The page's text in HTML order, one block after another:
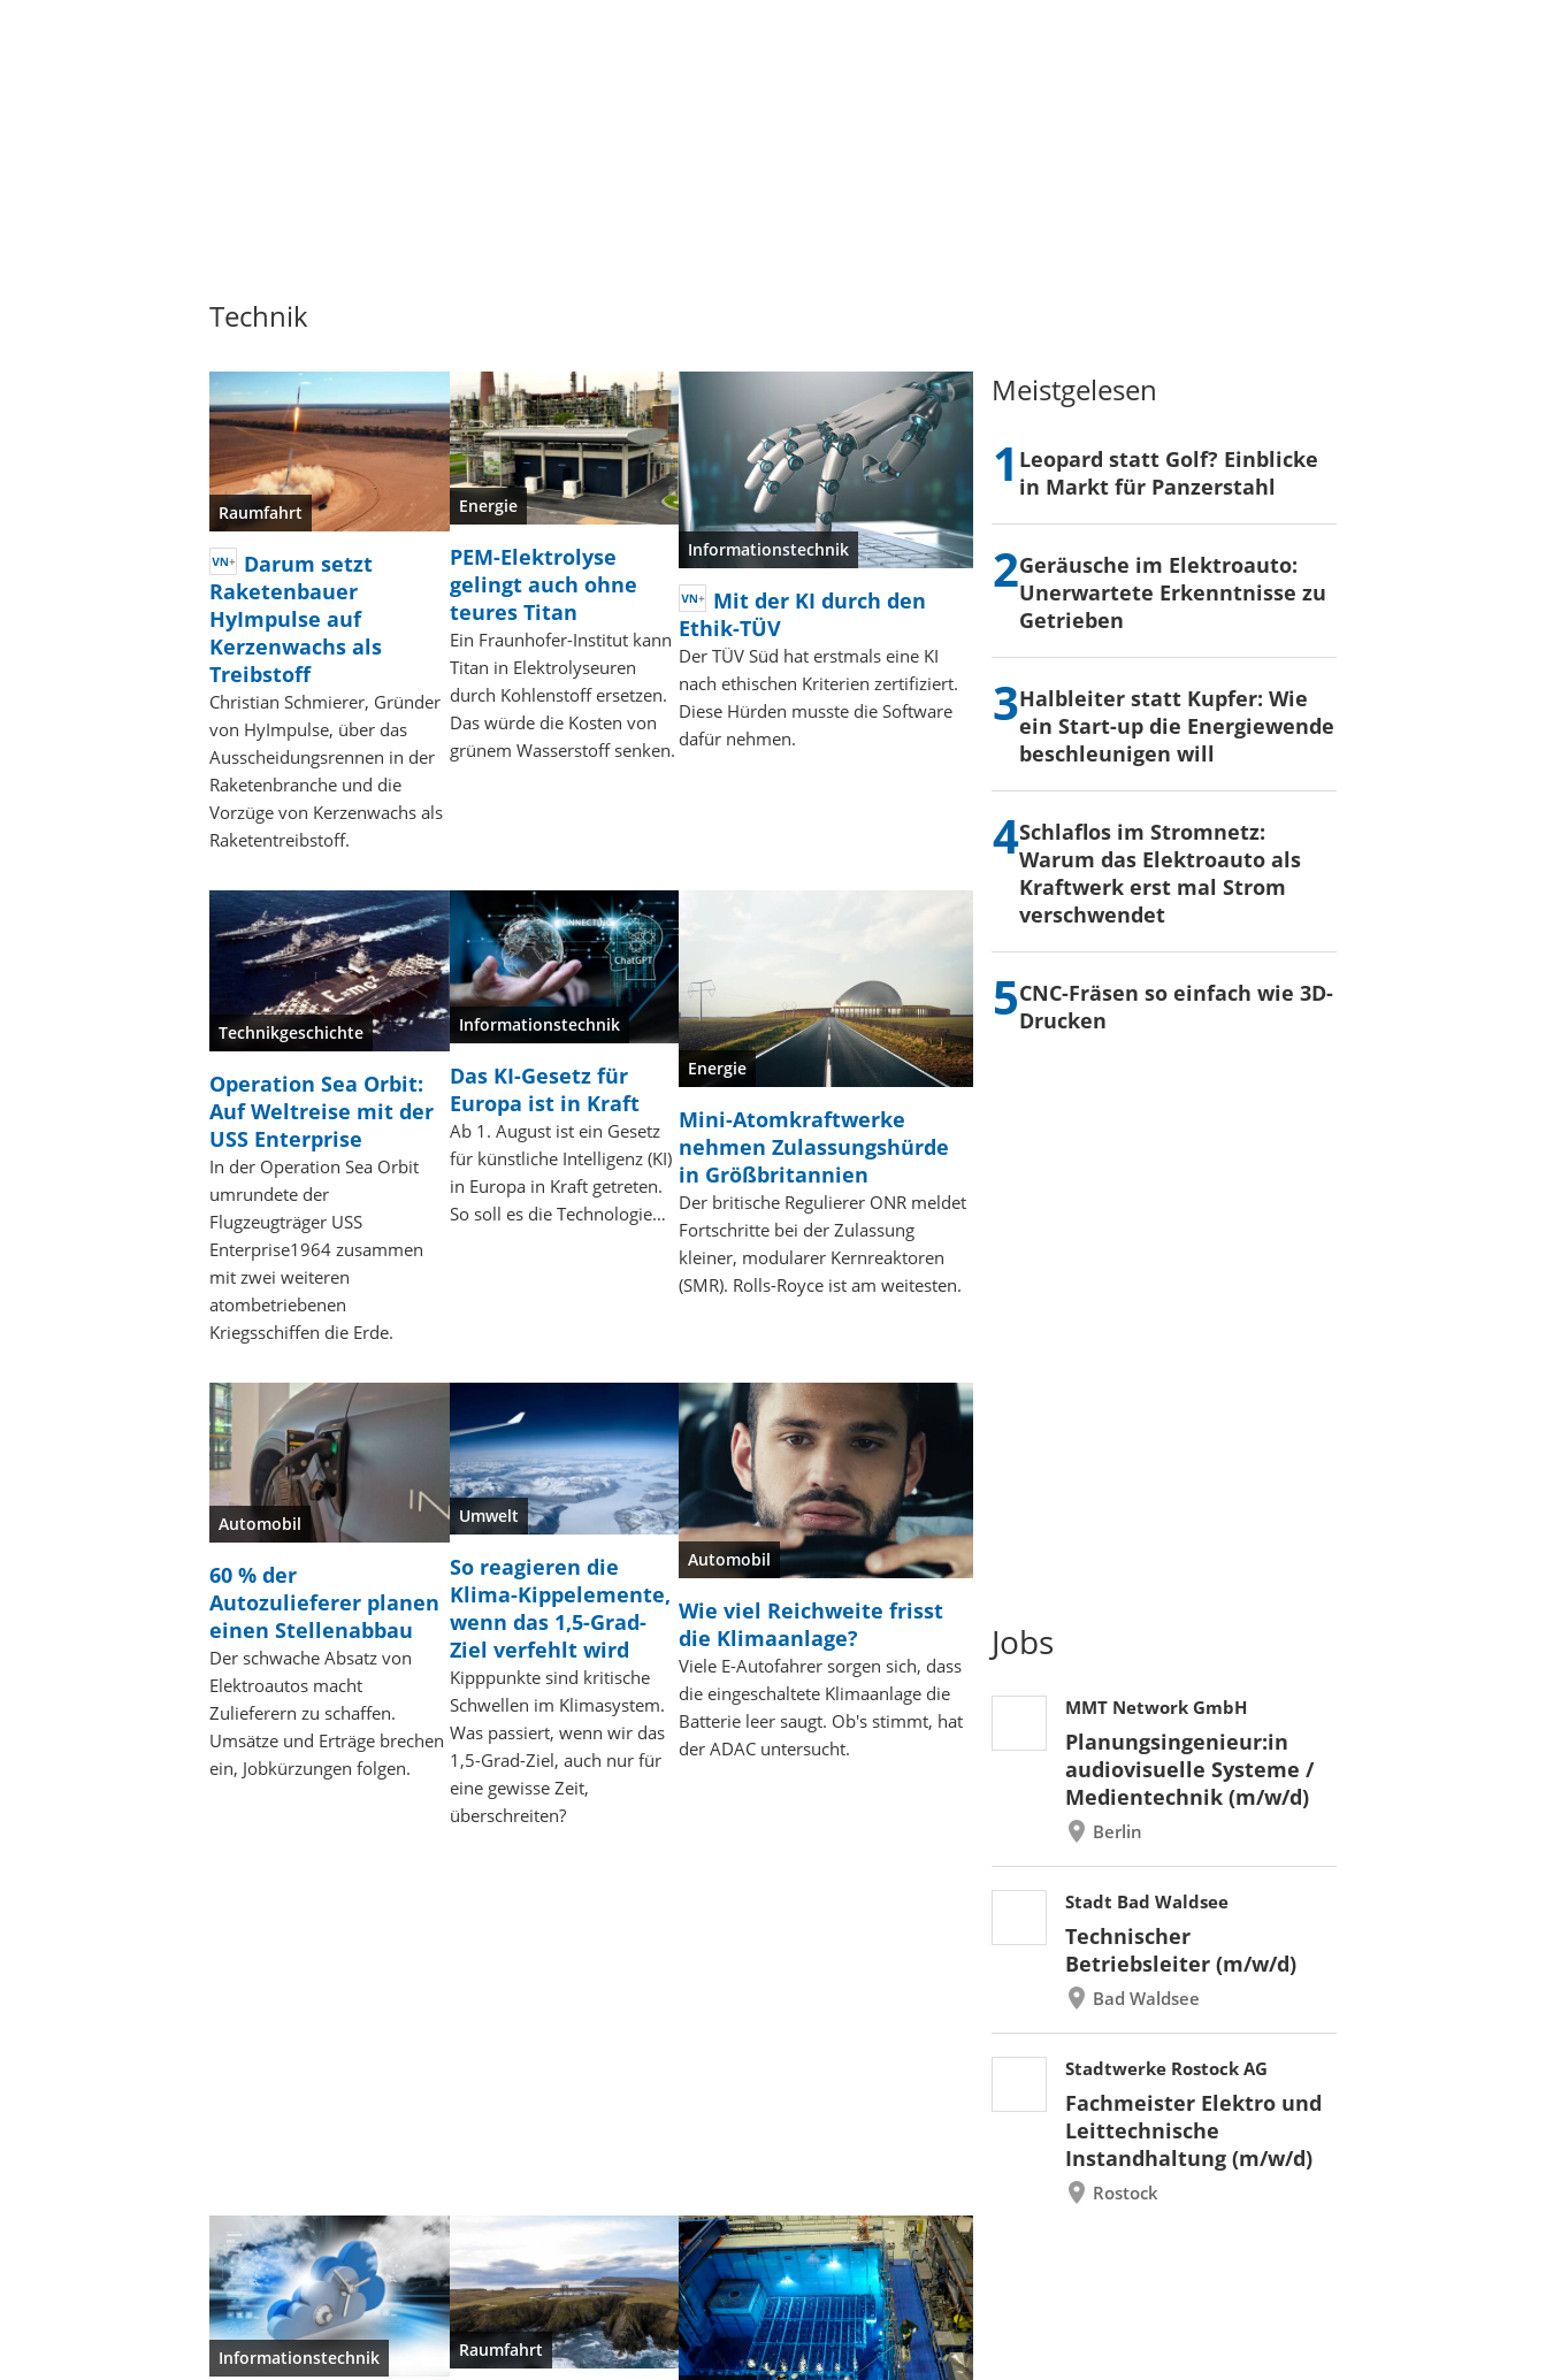
Technik
Raumfahrt
Darum setzt
Raketenbauer
HyImpulse auf
Kerzenwachs als
Treibstoff
Christian Schmierer, Gründer
von HyImpulse, über das
Ausscheidungsrennen in der
Raketenbranche und die
Vorzüge von Kerzenwachs als
Raketentreibstoff.
Energie
PEM-Elektrolyse
gelingt auch ohne
teures Titan
Ein Fraunhofer-Institut kann
Titan in Elektrolyseuren
durch Kohlenstoff ersetzen.
Das würde die Kosten von
grünem Wasserstoff senken.
Informationstechnik
Mit der KI durch den
Ethik-TÜV
Der TÜV Süd hat erstmals eine KI
nach ethischen Kriterien zertifiziert.
Diese Hürden musste die Software
dafür nehmen.
Technikgeschichte
Operation Sea Orbit:
Auf Weltreise mit der
USS Enterprise
In der Operation Sea Orbit
umrundete der
Flugzeugträger USS
Enterprise1964 zusammen
mit zwei weiteren
atombetriebenen
Kriegsschiffen die Erde.
Informationstechnik
Das KI-Gesetz für
Europa ist in Kraft
Ab 1. August ist ein Gesetz
für künstliche Intelligenz (KI)
in Europa in Kraft getreten.
So soll es die Technologie…
Energie
Mini-Atomkraftwerke
nehmen Zulassungshürde
in Größbritannien
Der britische Regulierer ONR meldet
Fortschritte bei der Zulassung
kleiner, modularer Kernreaktoren
(SMR). Rolls-Royce ist am weitesten.
Automobil
60 % der
Autozulieferer planen
einen Stellenabbau
Der schwache Absatz von
Elektroautos macht
Zulieferern zu schaffen.
Umsätze und Erträge brechen
ein, Jobkürzungen folgen.
Umwelt
So reagieren die
Klima-Kippelemente,
wenn das 1,5-Grad-
Ziel verfehlt wird
Kipppunkte sind kritische
Schwellen im Klimasystem.
Was passiert, wenn wir das
1,5-Grad-Ziel, auch nur für
eine gewisse Zeit,
überschreiten?
Automobil
Wie viel Reichweite frisst
die Klimaanlage?
Viele E-Autofahrer sorgen sich, dass
die eingeschaltete Klimaanlage die
Batterie leer saugt. Ob's stimmt, hat
der ADAC untersucht.
Informationstechnik Raumfahrt
Meistgelesen
Leopard statt Golf? Einblicke
in Markt für Panzerstahl
Geräusche im Elektroauto:
Unerwartete Erkenntnisse zu
Getrieben
Halbleiter statt Kupfer: Wie
ein Start-up die Energiewende
beschleunigen will
Schlaflos im Stromnetz:
Warum das Elektroauto als
Kraftwerk erst mal Strom
verschwendet
CNC-Fräsen so einfach wie 3D-
Drucken
Jobs
MMT Network GmbH
Planungsingenieur:in
audiovisuelle Systeme /
Medientechnik (m/w/d)
Berlin
Stadt Bad Waldsee
Technischer
Betriebsleiter (m/w/d)
Bad Waldsee
Stadtwerke Rostock AG
Fachmeister Elektro und
Leittechnische
Instandhaltung (m/w/d)
Rostock